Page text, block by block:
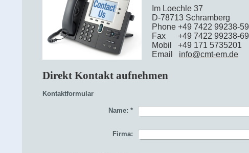
Im Loechle 37
D-78713 Schramberg
Phone +49 7422 99238-59
Fax
+49 7422 99238-69
Mobil
+49 171 5735201
Email
info@cmt-em.de
Direkt Kontakt aufnehmen
Kontaktformular
Name: *
Firma: